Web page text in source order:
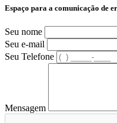
Espaço para a comunicação de
Seu nome
Seu e-mail
Seu Telefone
Mensagem